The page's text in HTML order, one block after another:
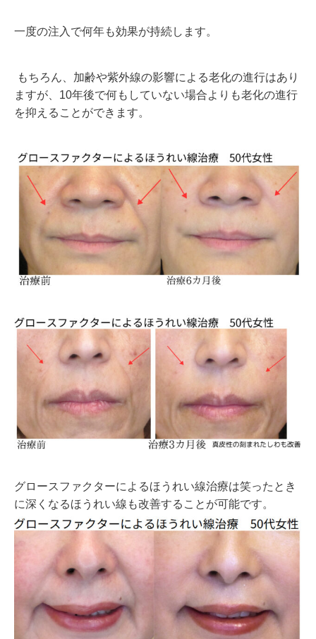
一度の注入で何年も効果が持続します。
もちろん、加齢や紫外線の影響による老化の進行はあり
ますが、 10年後で何もしていない場合よりも老化の進行
を抑えることができます。
グロースファクターによるほうれい線治療は笑ったとき
に深くなるほうれい線も改善することが可能です。